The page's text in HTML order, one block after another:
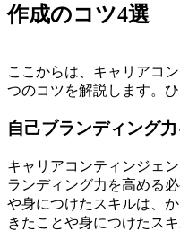
作成のコツ4選
ここからは、キャリアコ
つのコツを解説します。
自己ブランディング
キャリアコンティンジェ
ランディング力を高める必
や身につけたスキルは、
きたことや身につけたス